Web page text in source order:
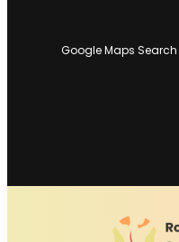
Google Maps Search